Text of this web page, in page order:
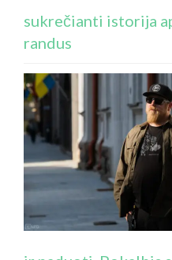
sukrečianti istorija
randus